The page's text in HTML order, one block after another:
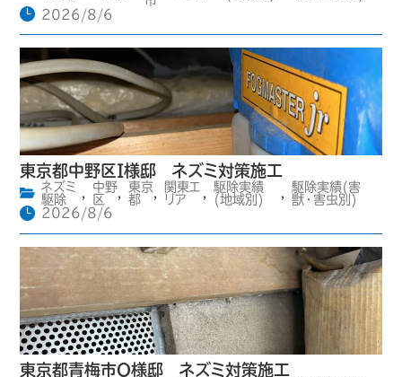
2026/8/6
東京都中野区I様邸 ネズミ対策施工
ネズミ
駆除
,
中野
区
,
東京
都
,
関東エ
リア
,
駆除実績
(地域別)
,
駆除実績(害
獣・害虫別)
2026/8/6
東京都青梅市O様邸 ネズミ対策施工